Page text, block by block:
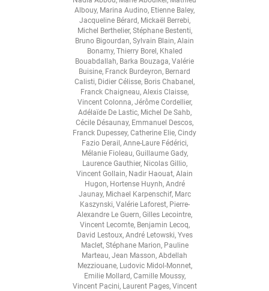
Albouy, Marina Audino, Etienne Baley,
Jacqueline Bérard, Mickaël Berrebi,
Michel Berthelier, Stéphane Bestenti,
Bruno Bigourdan, Sylvain Blain, Alain
Bonamy, Thierry Borel, Khaled
Bouabdallah, Barka Bouzaga, Valérie
Buisine, Franck Burdeyron, Bernard
Calisti, Didier Célisse, Boris Chabanel,
Franck Chaigneau, Alexis Claisse,
Vincent Colonna, Jérôme Cordellier,
Adélaïde De Lastic, Michel De Sahb,
Cécile Désaunay, Emmanuel Descos,
Franck Dupessey, Catherine Elie, Cindy
Fazio Derail, Anne-Laure Fédérici,
Mélanie Fioleau, Guillaume Gady,
Laurence Gauthier, Nicolas Gillio,
Vincent Gollain, Nadir Haouat, Alain
Hugon, Hortense Huynh, André
Jaunay, Michael Karpenschif, Marc
Kaszynski, Valérie Laforest, Pierre-
Alexandre Le Guern, Gilles Lecointre,
Vincent Lecomte, Benjamin Lecoq,
David Lestoux, André Letowski, Yves
Maclet, Stéphane Marion, Pauline
Marteau, Jean Masson, Abdellah
Mezziouane, Ludovic Midol-Monnet,
Emilie Mollard, Camille Moussy,
Vincent Pacini, Laurent Pages, Vincent